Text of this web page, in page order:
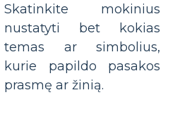
Skatinkite mokinius
nustatyti bet kokias
temas ar simbolius,
kurie papildo pasakos
prasmę ar žinią.